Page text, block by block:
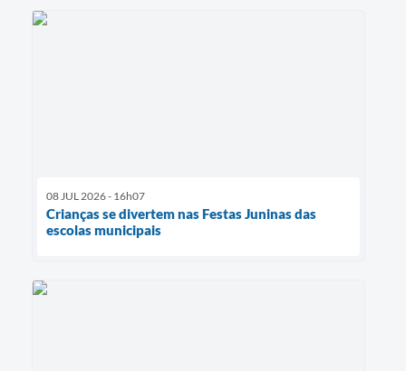
08 JUL 2026 - 16h07
Crianças se divertem nas Festas Juninas das
escolas municipais